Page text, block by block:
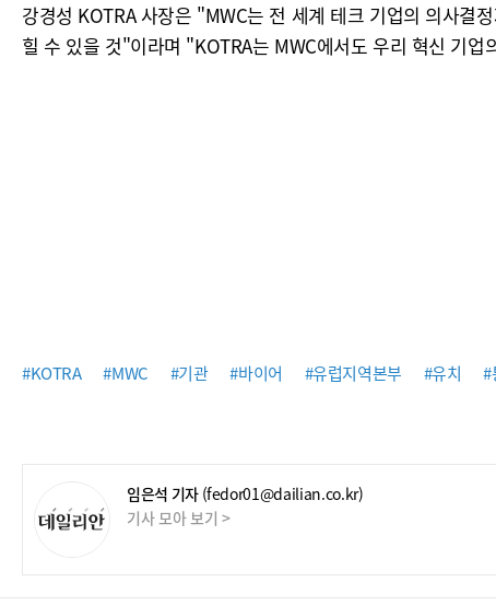
강경성 KOTRA 사장은 "MWC는 전 세계 테크 기업의 의사결
힐 수 있을 것"이라며 "KOTRA는 MWC에서도 우리 혁신 기
#KOTRA #MWC #기관 #바이어 #유럽지역본부 #유치 #
임은석 기자 (fedor01@dailian.co.kr)
기사 모아 보기 >